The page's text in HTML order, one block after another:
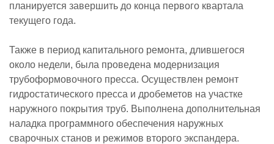
планируется завершить до конца первого квартала
текущего года.
Также в период капитального ремонта, длившегося
около недели, была проведена модернизация
трубоформовочного пресса. Осуществлен ремонт
гидростатического пресса и дробеметов на участке
наружного покрытия труб. Выполнена дополнительная
наладка программного обеспечения наружных
сварочных станов и режимов второго экспандера.